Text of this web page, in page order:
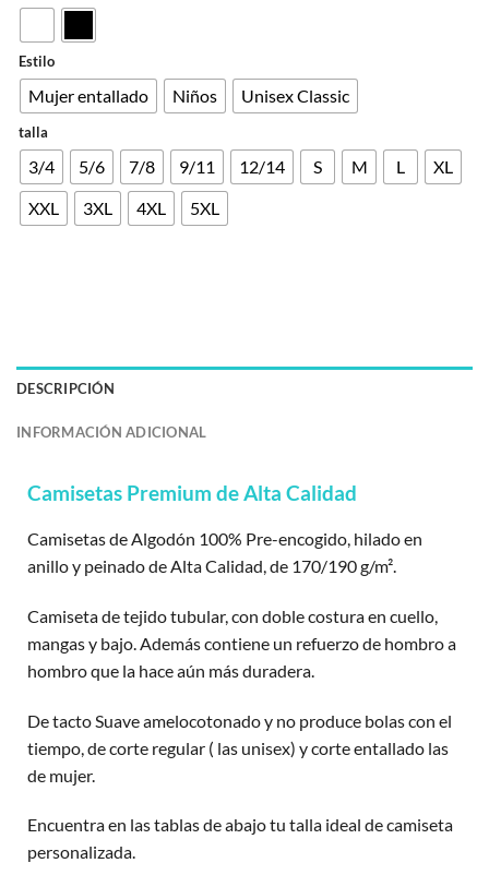
Estilo
Mujer entallado Niños Unisex Classic
talla
3/4 5/6 7/8 9/11 12/14 S M L
XL
XXL
3XL 4XL 5XL
DESCRIPCIÓN
INFORMACIÓN ADICIONAL
Camisetas Premium de Alta Calidad
Camisetas de Algodón 100% Pre-encogido, hilado en
anillo y peinado de Alta Calidad, de 170/190 g/m².
Camiseta de tejido tubular, con doble costura en cuello,
mangas y bajo. Además contiene un refuerzo de hombro a
hombro que la hace aún más duradera.
De tacto Suave amelocotonado y no produce bolas con el
tiempo, de corte regular ( las unisex) y corte entallado las
de mujer.
Encuentra en las tablas de abajo tu talla ideal de camiseta
personalizada.